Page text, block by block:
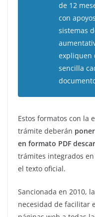
de 12
con
sistemas
expliquen
sencilla
Estos formatos con la
trámite deberán
en formato PDF
trámites integrados
el texto oficial.
Sancionada en 2010, la
necesidad de facilitar